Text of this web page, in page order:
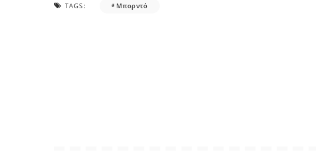
TAGS: Μπορντό